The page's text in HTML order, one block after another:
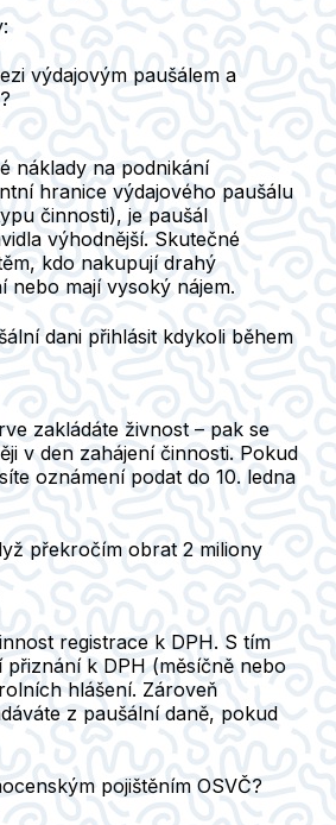
výdajovým paušálem a
náklady na podnikání
hranice výdajového paušálu
činnosti), je paušál
výhodnější. Skutečné
kdo nakupují drahý
nebo mají vysoký nájem.
dani přihlásit kdykoli během
zakládáte živnost – pak se
v den zahájení činnosti. Pokud
oznámení podat do 10. ledna
překročím obrat 2 miliony
registrace k DPH. S tím
přiznání k DPH (měsíčně nebo
hlášení. Zároveň
z paušální daně, pokud
pojištěním OSVČ?